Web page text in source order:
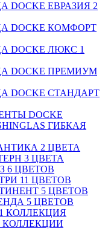
DOCKE ЕВРАЗИЯ 2
DOCKE КОМФОРТ
DOCKE ЛЮКС 1
DOCKE ПРЕМИУМ
DOCKE СТАНДАРТ
DOCKE
ГИБКАЯ
2 ЦВЕТА
3 ЦВЕТА
6 ЦВЕТОВ
11 ЦВЕТОВ
5 ЦВЕТОВ
5 ЦВЕТОВ
КОЛЛЕКЦИЯ
КОЛЛЕКЦИИ